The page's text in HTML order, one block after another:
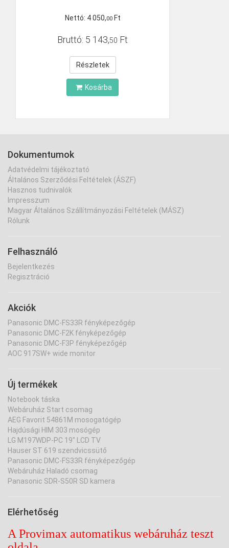
Nettó: 4 050,00 Ft
Bruttó: 5 143,50 Ft
Részletek
Kosárba
Dokumentumok
Adatvédelmi tájékoztató
Általános Szerződési Feltételek (ÁSZF)
Hasznos tudnivalók
Impresszum
Magyar Általános Szállítmányozási Feltételek (MÁSZ)
Rólunk
Felhasználó
Bejelentkezés
Regisztráció
Akciók
Panasonic DMC-FS33R fényképezőgép
Panasonic DMC-F2K fényképezőgép
Panasonic DMC-F3P fényképezőgép
AOC 917SW+ wide monitor
Új termékek
Notebook táska
Webáruház Start csomag
AEG Favorit 54861M mosogatógép
Hajdúsági HIM 303 mosógép
LG M197WDP-PC 19" LCD TV
Hauser ST 619 szendvicssütő
Panasonic DMC-FS33R fényképezőgép
Webáruház Haladó csomag
Panasonic SDR-S50R SD kamera
Elérhetőség
A Provimax automatikus webáruház teszt